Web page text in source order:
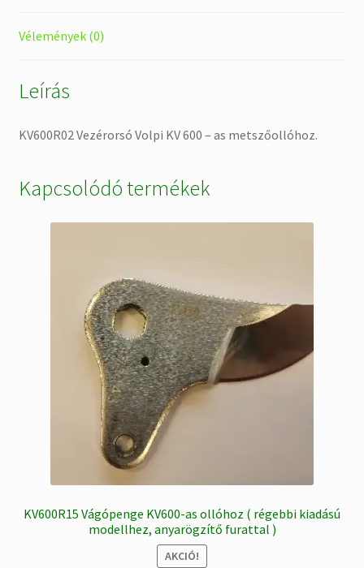
Vélemények (0)
Leírás
KV600R02 Vezérorsó Volpi KV 600 – as metszőollóhoz.
Kapcsolódó termékek
KV600R15 Vágópenge KV600-as ollóhoz ( régebbi kiadású
modellhez, anyarögzítő furattal )
AKCIÓ!